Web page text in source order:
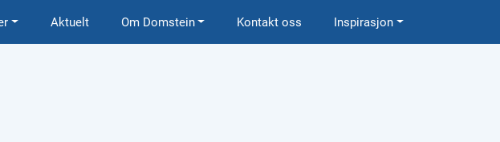
Aktuelt Om Domstein Kontakt oss Inspirasjon